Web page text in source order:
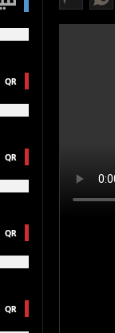
QR
QR
QR
QR